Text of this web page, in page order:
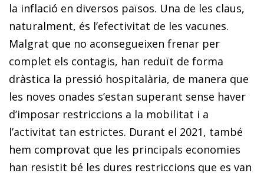
la inflació en di­­versos països. Una de les claus,
naturalment, és l’efec­­tivitat de les vacunes.
Malgrat que no aconsegueixen frenar per
complet els contagis, han reduït de forma
dràstica la pressió hospitalària, de manera que
les noves onades s’estan superant sense haver
d’imposar restriccions a la mobilitat i a
l’activitat tan estrictes. Durant el 2021, també
hem comprovat que les principals economies
han resistit bé les dures restriccions que es van